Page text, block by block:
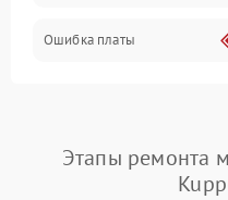
Ошибка платы
Этапы ремонта